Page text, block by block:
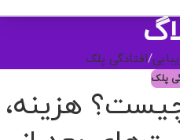
افتادگی پلک
پلک
هزینه،